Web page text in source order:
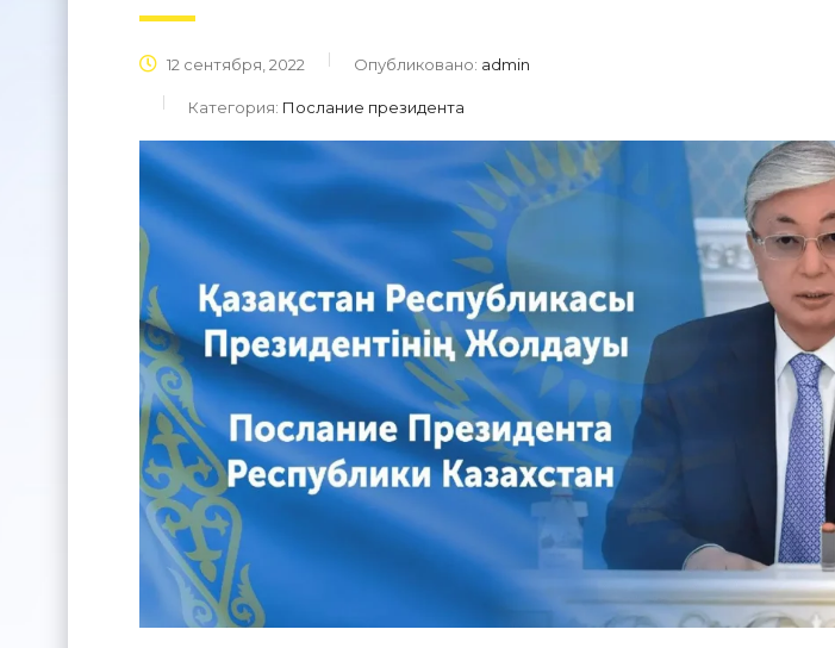
12 сентября, 2022 Опубликовано: admin
Категория: Послание президента